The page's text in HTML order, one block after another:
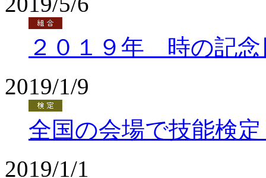
２０１９年 時の記
2019/1/9
全国の会場で技能検
2019/1/1